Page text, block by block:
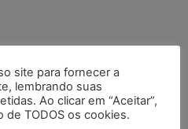
site para fornecer a
lembrando suas
Ao clicar em “Aceitar”,
de TODOS os cookies.